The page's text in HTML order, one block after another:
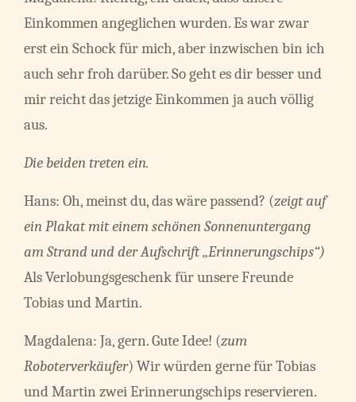
Einkommen angeglichen wurden. Es war zwar
erst ein Schock für mich, aber inzwischen bin ich
auch sehr froh darüber. So geht es dir besser und
mir reicht das jetzige Einkommen ja auch völlig
aus.
Die beiden treten ein.
Hans: Oh, meinst du, das wäre passend? (zeigt auf
ein Plakat mit einem schönen Sonnenuntergang
am Strand und der Aufschrift „Erinnerungschips“)
Als Verlobungsgeschenk für unsere Freunde
Tobias und Martin.
Magdalena: Ja, gern. Gute Idee! (zum
Roboterverkäufer) Wir würden gerne für Tobias
und Martin zwei Erinnerungschips reservieren.